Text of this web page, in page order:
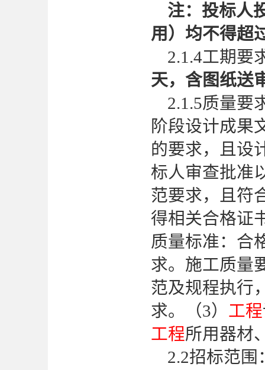
注：投标人
用）均不得超
2.1.4工期要
天，含图纸送
2.1.5质量要
阶段设计成果
的要求，且设
标人审查批准
范要求，且符
得相关合格证
质量标准：合
求。施工质量
范及规程执行
求。（3） 工程
工程所用器材
2.2招标范围